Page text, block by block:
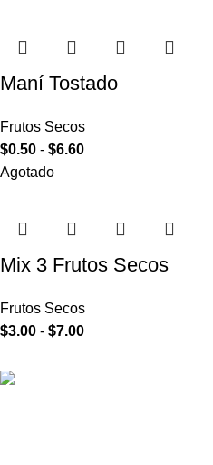
Maní Tostado
Frutos Secos
$0.50 - $6.60
Agotado
Mix 3 Frutos Secos
Frutos Secos
$3.00 - $7.00